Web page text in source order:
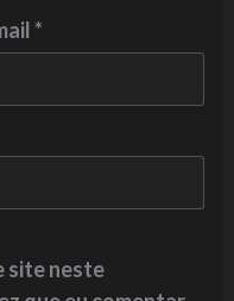
*
site neste